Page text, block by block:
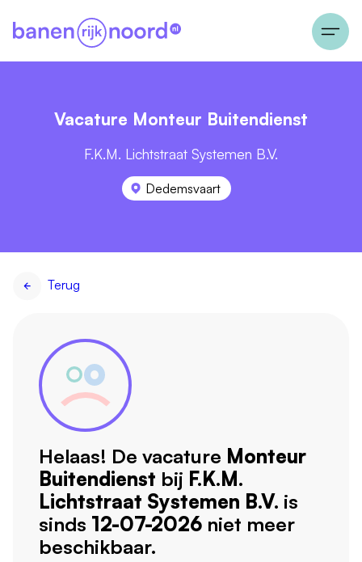
Vacature Monteur Buitendienst
F.K.M. Lichtstraat Systemen B.V.
Dedemsvaart
Terug
Helaas! De vacature Monteur
Buitendienst bij F.K.M.
Lichtstraat Systemen B.V. is
sinds 12-07-2026 niet meer
beschikbaar.